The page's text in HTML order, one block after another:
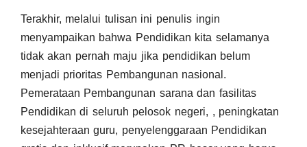
Terakhir, melalui tulisan ini penulis ingin
menyampaikan bahwa Pendidikan kita selamanya
tidak akan pernah maju jika pendidikan belum
menjadi prioritas Pembangunan nasional.
Pemerataan Pembangunan sarana dan fasilitas
Pendidikan di seluruh pelosok negeri, , peningkatan
kesejahteraan guru, penyelenggaraan Pendidikan